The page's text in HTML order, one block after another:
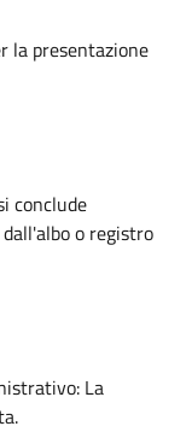
la presentazione
conclude
o registro
La